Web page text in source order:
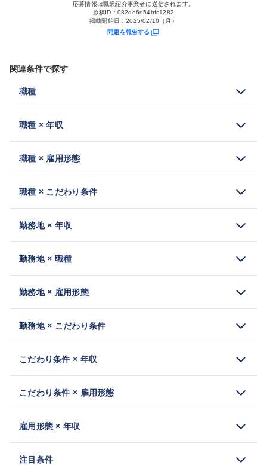
応募情報は職業紹介事業者に送信されます。
原稿ID： 082de6d54bfc1282
掲載開始日：2025/02/10（月）
問題を報告する
関連条件で探す
職種
職種 × 年収
職種 × 雇用形態
職種 × こだわり条件
勤務地 × 年収
勤務地 × 職種
勤務地 × 雇用形態
勤務地 × こだわり条件
こだわり条件 × 年収
こだわり条件 × 雇用形態
雇用形態 × 年収
注目条件